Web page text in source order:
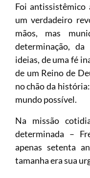
Foi
um verdadeiro
mãos, mas
determinação,
ideias, de uma fé
de um Reino de
no chão da
mundo possível.
Na missão
determinada –
apenas setenta
tamanha era sua